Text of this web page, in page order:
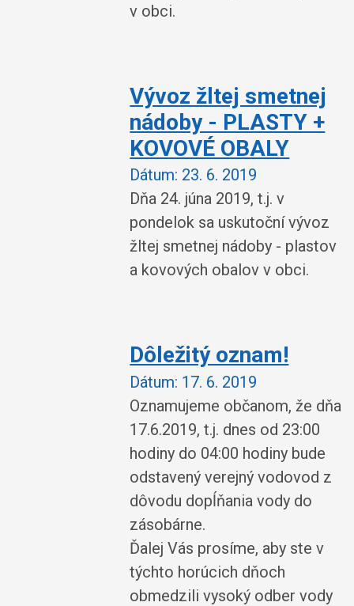
v obci.
Vývoz žltej smetnej
nádoby - PLASTY +
KOVOVÉ OBALY
Dátum: 23. 6. 2019
Dňa 24. júna 2019, t.j. v
pondelok sa uskutoční vývoz
žltej smetnej nádoby - plastov
a kovových obalov v obci.
Dôležitý oznam!
Dátum: 17. 6. 2019
Oznamujeme občanom, že dňa
17.6.2019, t.j. dnes od 23:00
hodiny do 04:00 hodiny bude
odstavený verejný vodovod z
dôvodu dopĺňania vody do
zásobárne.
Ďalej Vás prosíme, aby ste v
týchto horúcich dňoch
obmedzili vysoký odber vody